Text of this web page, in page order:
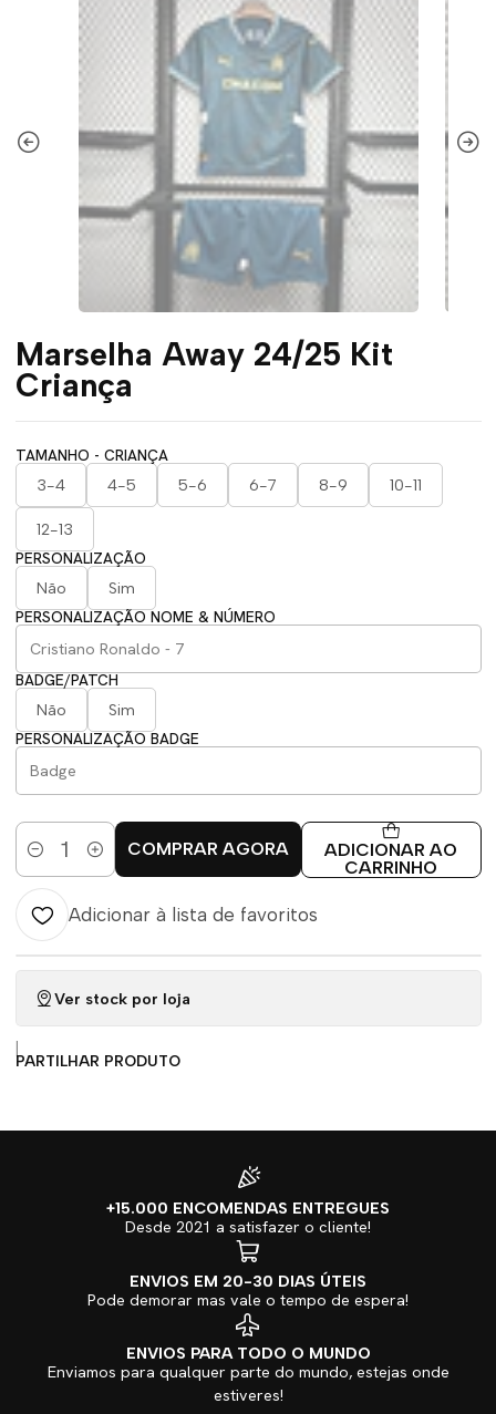
Marselha Away 24/25 Kit
Criança
TAMANHO - CRIANÇA
3-4
4-5 5-6 6-7 8-9 10-11
12-13
PERSONALIZAÇÃO
Não
Sim
PERSONALIZAÇÃO NOME & NÚMERO
BADGE/PATCH
Não
Sim
PERSONALIZAÇÃO BADGE
Quantidade
ADICIONAR AO
CARRINHO
COMPRAR AGORA
Adicionar à lista de favoritos
Ver stock por loja
|
PARTILHAR PRODUTO
+15.000 ENCOMENDAS ENTREGUES
Desde 2021 a satisfazer o cliente!
ENVIOS EM 20-30 DIAS ÚTEIS
Pode demorar mas vale o tempo de espera!
ENVIOS PARA TODO O MUNDO
Enviamos para qualquer parte do mundo, estejas onde
estiveres!